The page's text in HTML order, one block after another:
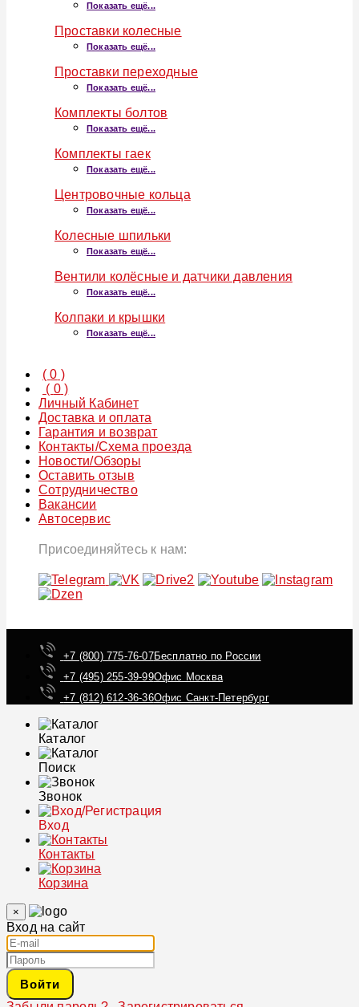
Показать ещё...
Проставки колесные
Показать ещё...
Проставки переходные
Показать ещё...
Комплекты болтов
Показать ещё...
Комплекты гаек
Показать ещё...
Центровочные кольца
Показать ещё...
Колесные шпильки
Показать ещё...
Вентили колёсные и датчики давления
Показать ещё...
Колпаки и крышки
Показать ещё...
(0 )
( 0)
Личный Кабинет
Доставка и оплата
Гарантия и возврат
Контакты/Схема проезда
Новости/Обзоры
Оставить отзыв
Сотрудничество
Вакансии
Автосервис
Присоединяйтесь к нам:
+7 (800) 775-76-07Бесплатно по России
+7 (495) 255-39-99Офис Москва
+7 (812) 612-36-36Офис Санкт-Петербург
Каталог
Поиск
Звонок
Вход
Контакты
Корзина
×
Вход на сайт
Войти